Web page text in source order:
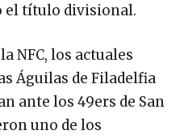
el título divisional.
NFC, los actuales
Águilas de Filadelfia
ante los 49ers de San
uno de los